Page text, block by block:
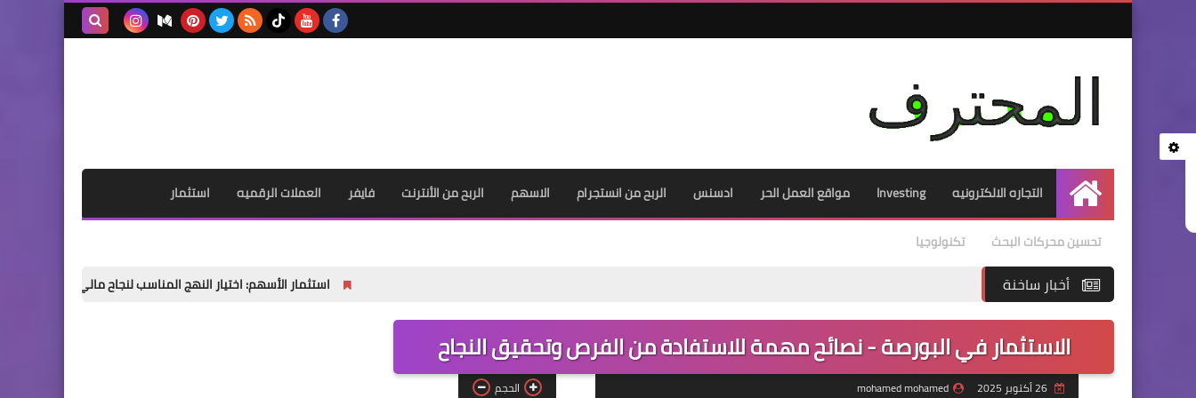
الرئيسية
التجاره الالكترونيه Investing مواقع العمل الحر ادسنس الربح من انستجرام الاسهم الربح من الأنترنت فايفر العملات الرقميه استثمار
تحسين محركات البحث تكنولوجيا
أخبار ساخنة استثمار الأسهم: اختيار النهج المناسب لنجاح مالي مستدام
الاستثمار في البورصة - نصائح مهمة للاستفادة من الفرص وتحقيق النجاح
26 أكتوبر 2025
mohamed mohamed
الحجم